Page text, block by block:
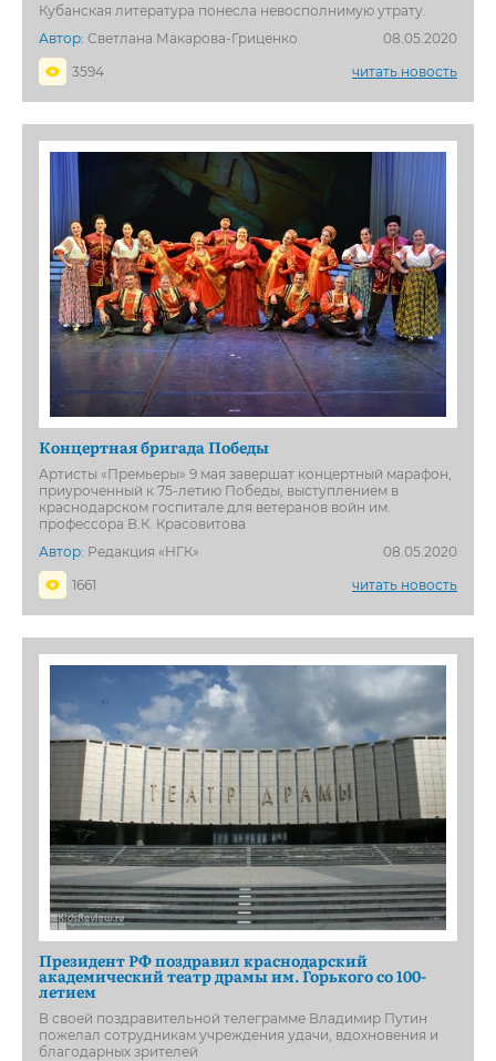
Кубанская литература понесла невосполнимую утрату.
Автор: Светлана Макарова-Гриценко
08.05.2020
3594
читать новость
Концертная бригада Победы
Артисты «Премьеры» 9 мая завершат концертный марафон,
приуроченный к 75-летию Победы, выступлением в
краснодарском госпитале для ветеранов войн им.
профессора В.К. Красовитова
Автор: Редакция «НГК»
08.05.2020
1661
читать новость
Президент РФ поздравил краснодарский
академический театр драмы им. Горького со 100-
летием
В своей поздравительной телеграмме Владимир Путин
пожелал сотрудникам учреждения удачи, вдохновения и
благодарных зрителей